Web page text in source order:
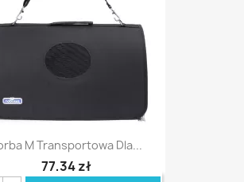
M Transportowa Dla...
77,34 zł